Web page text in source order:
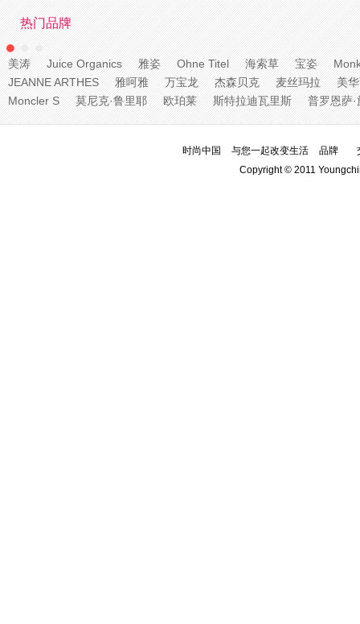
热门品牌
美涛 Juice Organics 雅姿 Ohne Titel 海索草 宝姿
JEANNE ARTHES
雅呵雅 万宝龙 杰森贝克 麦丝玛拉
美
Moncler S
莫尼克·鲁里耶 欧珀莱 斯特拉迪瓦里斯 普罗恩萨·
时尚中国 与您一起改变生活 品牌
Copyright © 2011